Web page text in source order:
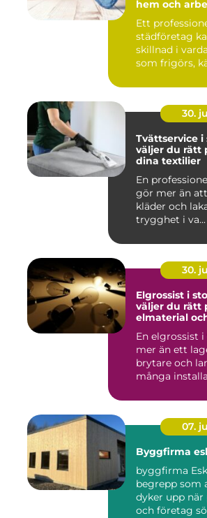
hem och
Ett
städföretag
skillnad i
som frigörs,
30.
Tvättservice i
väljer du rätt
dina textilier
En
gör mer än
kläder och
trygghet i va...
30.
Elgrossist i
väljer du rätt
elmaterial
En elgrossist
mer än ett
brytare och
många
07.
Byggfirma
byggfirma
begrepp som
dyker upp
och företag